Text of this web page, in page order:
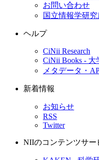
お問い合わせ
国立情報学研
ヘルプ
CiNii Research
CiNii Books -
メタデータ・
新着情報
お知らせ
RSS
Twitter
NIIのコンテンツサー